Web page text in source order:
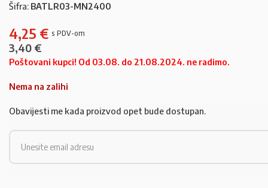
Šifra: BATLR03-MN2400
4,25 €
3,40 €
Poštovani kupci! Od 03.08. do 21.08.2024. ne radimo.
Nema na zalihi
Obavijesti me kada proizvod opet bude dostupan.